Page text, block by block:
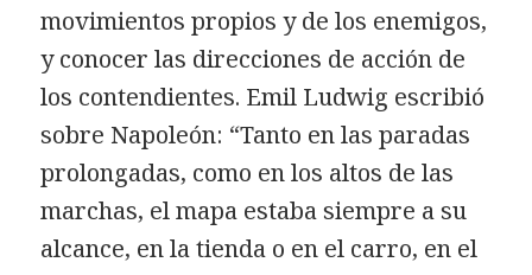
movimientos propios y de los enemigos,
y conocer las direcciones de acción de
los contendientes. Emil Ludwig escribió
sobre Napoleón: “Tanto en las paradas
prolongadas, como en los altos de las
marchas, el mapa estaba siempre a su
alcance, en la tienda o en el carro, en el